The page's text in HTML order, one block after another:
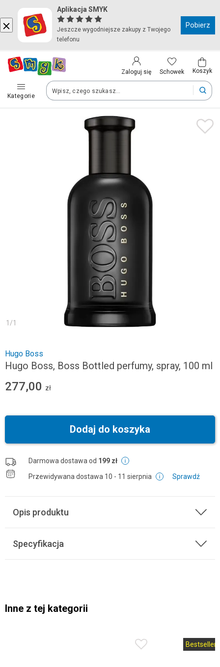
Aplikacja SMYK
Jeszcze wygodniejsze zakupy z Twojego
telefonu
Pobierz
Zaloguj się Schowek Koszyk
Kategorie
Kraj i język
Polska (Poland)
Twoje zamówienia dostarczymy na teren wybranego kraju.
Po zmianie kraju część produktów może zostać usunięta z
Zapisz
1 /1
Hugo Boss
Hugo Boss, Boss Bottled perfumy, spray, 100 ml
277,00 zł
Dodaj do koszyka
Darmowa dostawa od 199 zł
Przewidywana dostawa 10 - 11 sierpnia Sprawdź
Opis produktu
Specyfikacja
Inne z tej kategorii
Bestseller